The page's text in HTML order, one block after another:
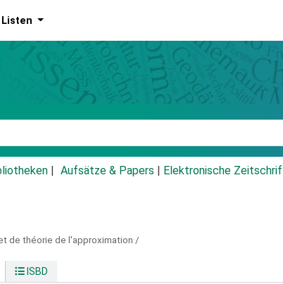
Listen
Aufsätze & Papers Elektronische
de théorie de l'approximation /
ISBD